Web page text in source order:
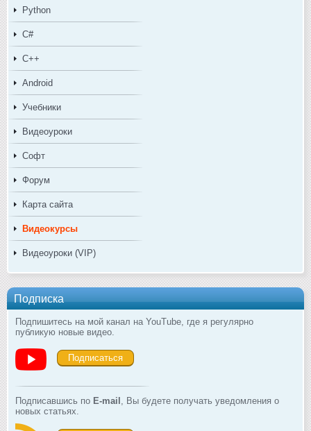
Python
C#
C++
Android
Учебники
Видеоуроки
Софт
Форум
Карта сайта
Видеокурсы
Видеоуроки (VIP)
Подписка
Подпишитесь на мой канал на YouTube, где я регулярно
публикую новые видео.
Подписаться
Подписавшись по E-mail , Вы будете получать уведомления о
новых статьях.